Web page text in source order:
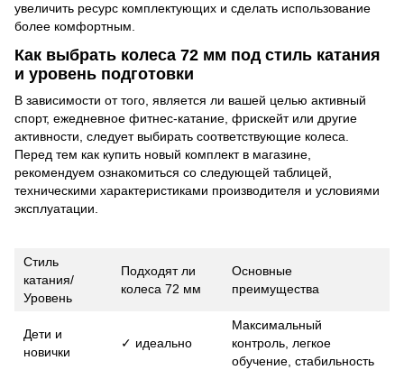
увеличить ресурс комплектующих и сделать использование
более комфортным.
Как выбрать колеса 72 мм под стиль катания
и уровень подготовки
В зависимости от того, является ли вашей целью активный
спорт, ежедневное фитнес-катание, фрискейт или другие
активности, следует выбирать соответствующие колеса.
Перед тем как купить новый комплект в магазине,
рекомендуем ознакомиться со следующей таблицей,
техническими характеристиками производителя и условиями
эксплуатации.
Стиль
катания/
Уровень
Подходят ли
колеса 72 мм
Основные
преимущества
Дети и
новички
✓ идеально
Максимальный
контроль, легкое
обучение, стабильность